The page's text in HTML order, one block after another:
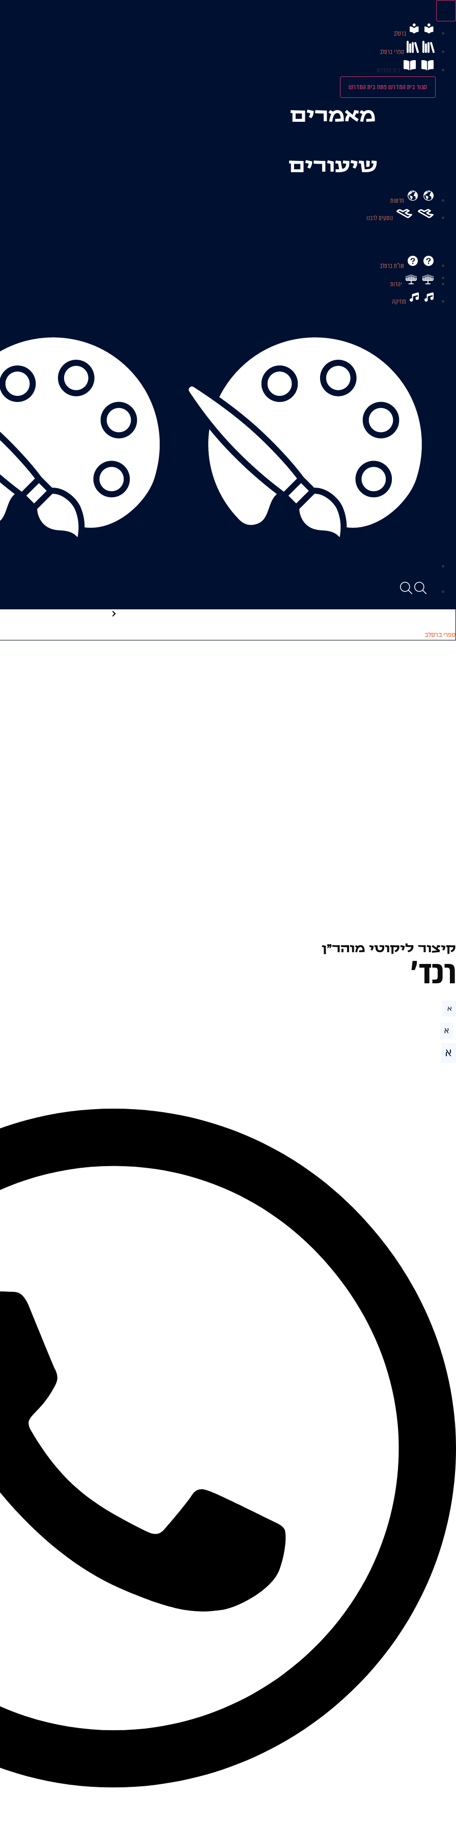
לתוכן
ברסלב
ספרי ברסלב
בית המדרש
סגור בית המדרשפתח בית המדרש
מאמרים
שיעורים
חדשות
נוסעים לרבנו
שו’’ת ברסלב
יהדות
מוזיקה
ספרי ברסלב
קיצור ליקוטי מוהר״ן
רכד׳
א
א
א